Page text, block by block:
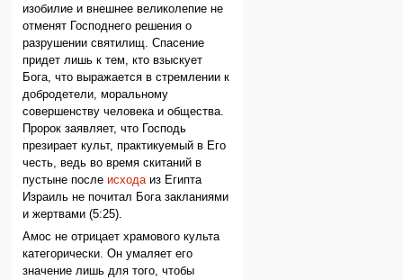
изобилие и внешнее великолепие не
отменят Господнего решения о
разрушении святилищ. Спасение
придет лишь к тем, кто взыскует
Бога, что выражается в стремлении к
добродетели, моральному
совершенству человека и общества.
Пророк заявляет, что Господь
презирает культ, практикуемый в Его
честь, ведь во время скитаний в
пустыне послеисходаиз Египта
Израиль не почитал Бога закланиями
и жертвами (5:25).
Амос не отрицает храмового культа
категорически. Он умаляет его
значение лишь для того, чтобы